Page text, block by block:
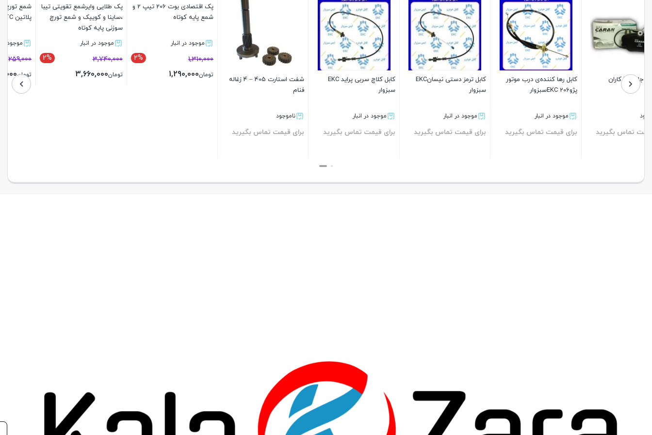
کابل رها کننده‌ی درب موتور
پژو206 EKCسبزوار
برای قیمت تماس بگیرید
کابل ترمز دستی نیسانEKC
سبزوار
موجود در انبار
برای قیمت تماس بگیرید
کابل کلاچ سربی پراید EKC
موجود در انبار
برای قیمت تماس بگیرید
شفت استارت 405 – 4 زغاله
ناموجود
برای قیمت تماس بگیرید
پک اقتصادی بوت 206 تیپ 2 و
شمع پایه کوتاه
موجود در انبار
2% 1,310,000
تومان 1,290,000
پک طلایی وایرشمع تقویتی تیبا
،ساینا و کوییک و شمع تورچ
موجود در انبار
2%
تومان3,660,000
شمع تورچ پایه کوتاه تک
پلاتین TORCH K6RTC
موجود در انبار
15% 259,000
تومان220,000